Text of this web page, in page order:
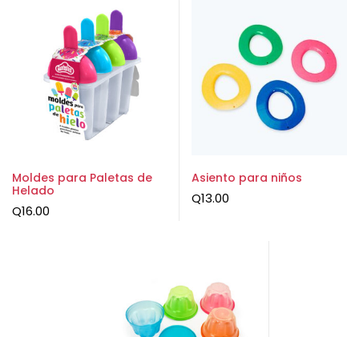
Moldes para Paletas de
Helado
Q16.00
Asiento para niños
Q13.00